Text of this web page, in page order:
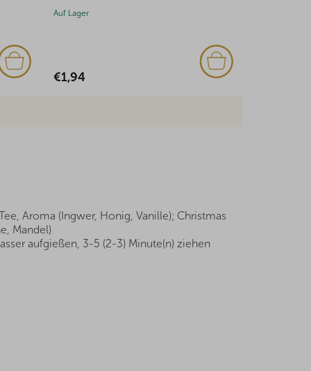
Auf Lager
€1,94
Aroma (Ingwer, Honig, Vanille); Christmas
Mandel)
aufgießen, 3-5 (2-3) Minute(n) ziehen